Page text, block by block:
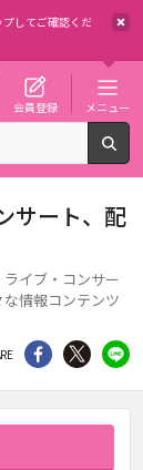
プしてご確認くだ
会員登録 メニュー
サート、配
イブ・コンサー
情報コンテンツ
シェア Twitter